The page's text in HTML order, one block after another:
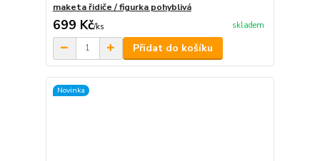
maketa řidiče / figurka pohyblivá
699 Kč/ks skladem
Přidat do košíku
Novinka